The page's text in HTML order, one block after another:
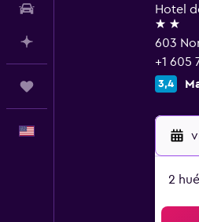
Hotel
2
603
+1 605
3,4
2